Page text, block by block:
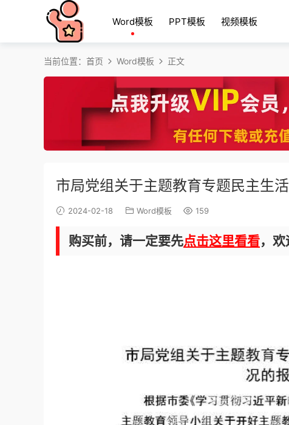
Word模板 PPT模板 视频模板
当前位置： 首页 Word模板 正文
市局党组关于主题教育专题民主生
2024-02-18 Word模板 159
购买前，请一定要先点击这里看看，